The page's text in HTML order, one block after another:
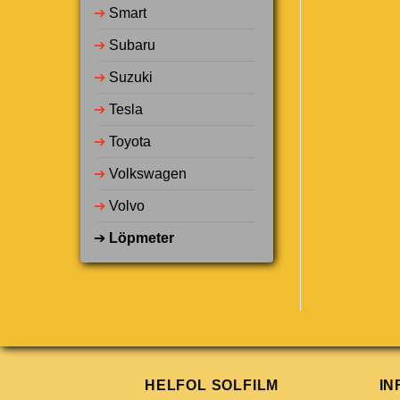
➔ Smart
➔ Subaru
➔ Suzuki
➔ Tesla
➔ Toyota
➔ Volkswagen
➔ Volvo
➔ Löpmeter
HELFOL SOLFILM